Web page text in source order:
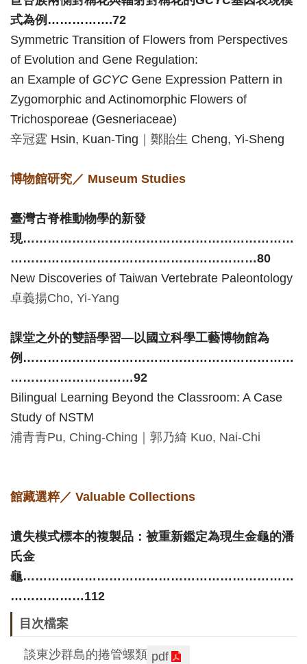
Ba
ha
sa
Ind
on
esi
a
Tiế
Việ
t
式為例 …………….72
Symmetric Transition of Flowers from Perspectives
of Evolution and Gene Regulation:
an Example of GCYC Gene Expression Pattern in
Zygomorphic and Actinomorphic Flowers of
Trichosporeae (Gesneriaceae)
辛冠霆 Hsin, Kuan-Ting ｜ 鄭貽生 Cheng, Yi-Sheng
博物館研究／ Museum Studies
臺灣古脊椎動物學的新發
現…………………………………………………………
……………………………………………………80
New Discoveries of Taiwan Vertebrate Paleontology
卓義揚Cho, Yi-Yang
課堂之外的雙語學習—以國立科學工藝博物館為
例 …………………………………………………………
…………………………92
Bilingual Learning Beyond the Classroom: A Case
Study of NSTM
浦青青Pu, Ching-Ching ｜郭乃綺 Kuo, Nai-Chi
館藏選粹／ Valuable Collections
遺失模式標本的複製品：被重新鑑定為現生金龜的潘
氏金
龜…………………………………………………………
………………112
目次檔案
談東沙群島的捲管螺類 pdf